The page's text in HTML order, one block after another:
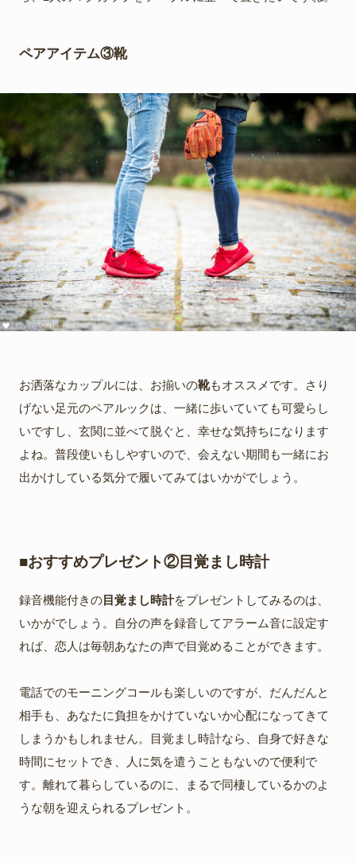
ペアアイテム③靴
お洒落なカップルには、お揃いの靴もオススメです。さり
げない足元のペアルックは、一緒に歩いていても可愛らし
いですし、玄関に並べて脱ぐと、幸せな気持ちになります
よね。普段使いもしやすいので、会えない期間も一緒にお
出かけしている気分で履いてみてはいかがでしょう。
■おすすめプレゼント②目覚まし時計
録音機能付きの目覚まし時計をプレゼントしてみるのは、
いかがでしょう。自分の声を録音してアラーム音に設定す
れば、恋人は毎朝あなたの声で目覚めることができます。
電話でのモーニングコールも楽しいのですが、だんだんと
相手も、あなたに負担をかけていないか心配になってきて
しまうかもしれません。目覚まし時計なら、自身で好きな
時間にセットでき、人に気を遣うこともないので便利で
す。離れて暮らしているのに、まるで同棲しているかのよ
うな朝を迎えられるプレゼント。